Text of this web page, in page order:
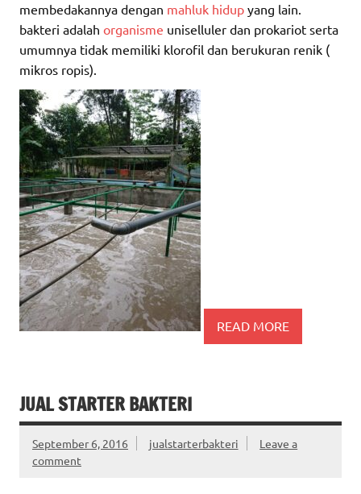
membedakannya dengan mahluk hidup yang lain.
bakteri adalah organisme uniselluler dan prokariot serta
umumnya tidak memiliki klorofil dan berukuran renik (
mikros ropis).
READ MORE
JUAL STARTER BAKTERI
September 6, 2016 jualstarterbakteri
Leave a
comment